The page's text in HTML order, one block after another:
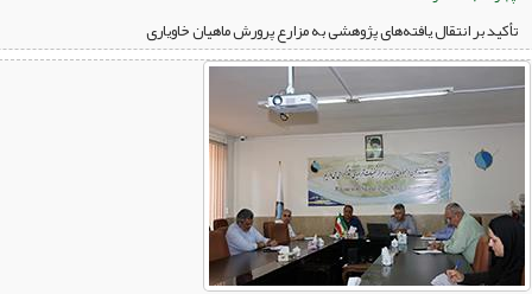
تأکید بر انتقال یافته‌های پژوهشی به مزارع پرورش ماهیان خاویاری